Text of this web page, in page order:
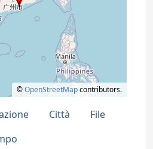
©OpenStreetMapcontributors.
Città
File